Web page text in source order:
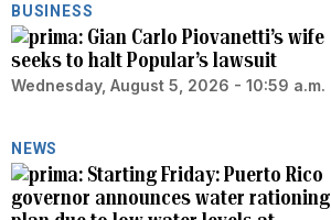
BUSINESS
Gian Carlo Piovanetti’s wife
seeks to halt Popular’s lawsuit
Wednesday, August 5, 2026 - 10:59 a.m.
NEWS
Starting Friday: Puerto Rico
governor announces water rationing